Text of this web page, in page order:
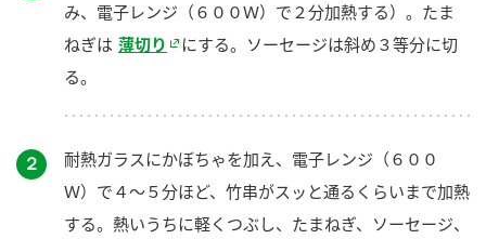
み、電子レンジ（６００Ｗ）で２分加熱する）。たま
ねぎは 薄切り
にする。ソーセージは斜め３等分に切
る。
２
耐熱ガラスにかぼちゃを加え、電子レンジ（６００
Ｗ）で４～５分ほど、竹串がスッと通るくらいまで加熱
する。熱いうちに軽くつぶし、たまねぎ、ソーセージ、